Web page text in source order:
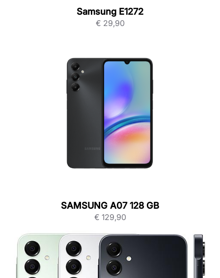
Samsung E1272
€ 29,90
SAMSUNG A07 128 GB
€ 129,90